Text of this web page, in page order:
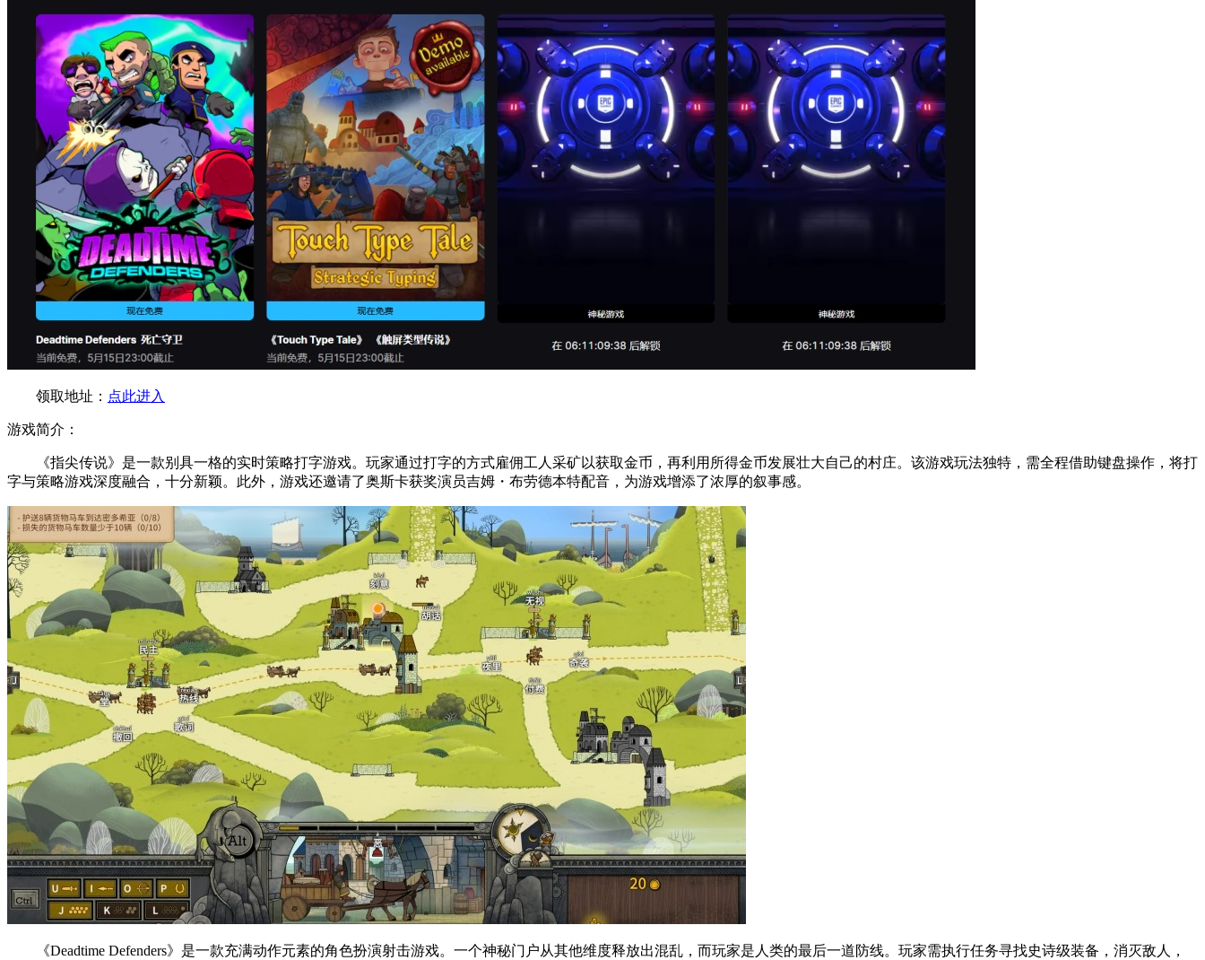
领取地址： 点此进入
游戏简介：
《指尖传说》是一款别具一格的实时策略打字游戏。玩家通过打字的方式雇佣工人采矿以获取金币，再利用所得金币发展壮大自己的村庄。该游戏玩法独特，需全程借助键盘操作，将打
字与策略游戏深度融合，十分新颖。此外，游戏还邀请了奥斯卡获奖演员吉姆・布劳德本特配音，为游戏增添了浓厚的叙事感。
《Deadtime Defenders》是一款充满动作元素的角色扮演射击游戏。一个神秘门户从其他维度释放出混乱，而玩家是人类的最后一道防线。玩家需执行任务寻找史诗级装备，消灭敌人，